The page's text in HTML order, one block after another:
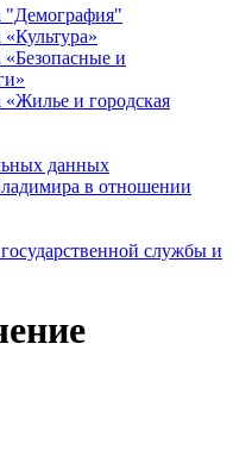
"Демография"
«Безопасные и
«Жилье и городская
данных
в отношении
службы и